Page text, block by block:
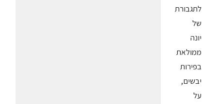
לתגבורת
של
יונה
ממולאת
בפירות
יבשים,
על